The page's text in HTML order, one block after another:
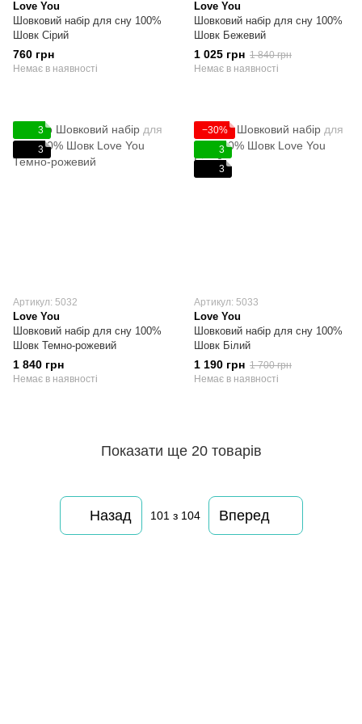
Love You
Шовковий набір для сну 100%
Шовк Сірий
760 грн
Немає в наявності
Love You
Шовковий набір для сну 100%
Шовк Бежевий
1 025 грн 1 840 грн
Немає в наявності
3
3
Артикул: 5032
Love You
Шовковий набір для сну 100%
Шовк Темно-рожевий
1 840 грн
Немає в наявності
−30%
3
3
Артикул: 5033
Love You
Шовковий набір для сну 100%
Шовк Білий
1 190 грн 1 700 грн
Немає в наявності
Показати ще 20 товарів
Назад 101 з 104 Вперед